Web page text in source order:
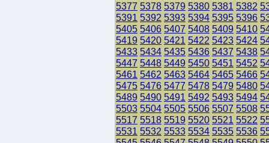
5377 5378 5379 5380 5381 5382
5391 5392 5393 5394 5395 5396
5405 5406 5407 5408 5409 5410
5419 5420 5421 5422 5423 5424
5433 5434 5435 5436 5437 5438
5447 5448 5449 5450 5451 5452
5461 5462 5463 5464 5465 5466
5475 5476 5477 5478 5479 5480
5489 5490 5491 5492 5493 5494
5503 5504 5505 5506 5507 5508
5517 5518 5519 5520 5521 5522
5531 5532 5533 5534 5535 5536